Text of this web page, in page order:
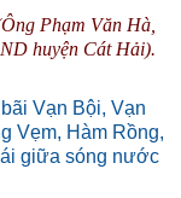
Phạm Văn Hà,
huyện Cát Hải).
Vạn Bội, Vạn
Vẹm, Hàm Rồng,
giữa sóng nước